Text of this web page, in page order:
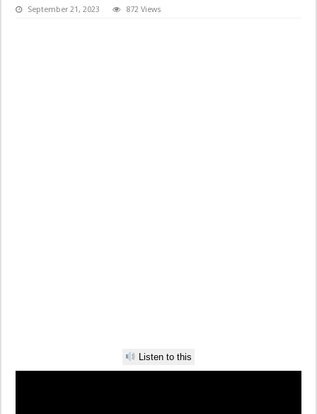
September 21, 2023 872 Views
Listen to this